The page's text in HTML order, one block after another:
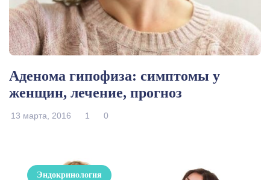
Аденома гипофиза: симптомы у
женщин, лечение, прогноз
13 марта, 2016 1 0
Эндокринология